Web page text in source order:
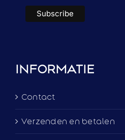
INFORMATIE
Contact
Verzenden en betalen